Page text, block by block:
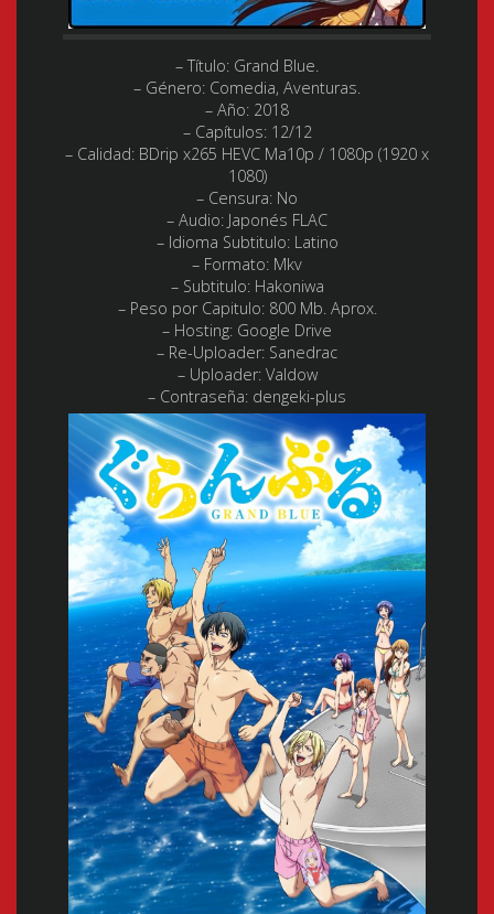
– Título: Grand Blue.
– Género: Comedia, Aventuras.
– Año: 2018
– Capítulos:12/12
– Calidad: BDrip x265 HEVC Ma10p / 1080p (1920 x
1080)
– Censura: No
– Audio: Japonés FLAC
– Idioma Subtitulo:Latino
– Formato: Mkv
– Subtitulo: Hakoniwa
– Peso por Capitulo: 800 Mb. Aprox.
– Hosting: Google Drive
– Re-Uploader: Sanedrac
– Uploader: Valdow
– Contraseña: dengeki-plus